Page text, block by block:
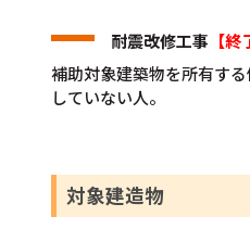
耐震改修工事 【終
補助対象建築物を所有す
していない人。
対象建造物